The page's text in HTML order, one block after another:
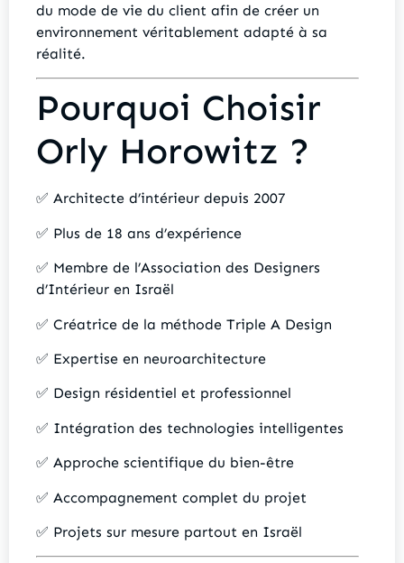
du mode de vie du client afin de créer un
environnement véritablement adapté à sa
réalité.
Pourquoi Choisir
Orly Horowitz ?
✅ Architecte d’intérieur depuis 2007
✅ Plus de 18 ans d’expérience
✅ Membre de l’Association des Designers
d’Intérieur en Israël
✅ Créatrice de la méthode Triple A Design
✅ Expertise en neuroarchitecture
✅ Design résidentiel et professionnel
✅ Intégration des technologies intelligentes
✅ Approche scientifique du bien-être
✅ Accompagnement complet du projet
✅ Projets sur mesure partout en Israël